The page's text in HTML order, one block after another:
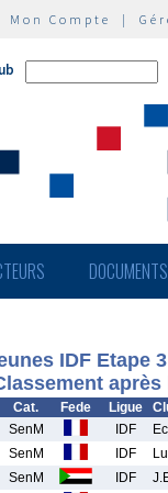
Mon Compte |
DOCUMENTS
IDF Etape
après
Cat. Fede Ligue
SenM IDF
SenM IDF
SenM IDF